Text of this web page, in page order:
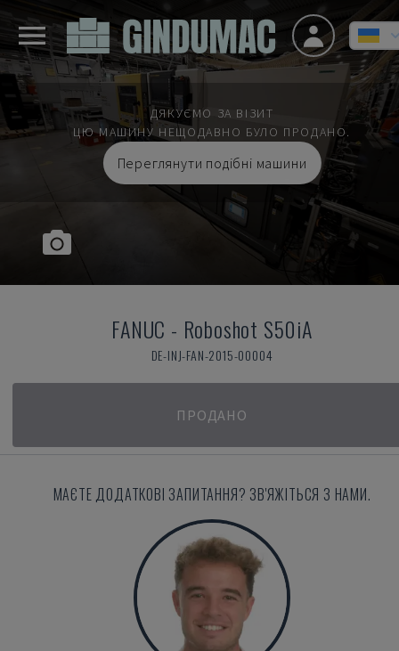
ДЯКУЄМО ЗА ВІЗИТ
ЦЮ МАШИНУ НЕЩОДАВНО БУЛО ПРОДАНО.
Переглянути подібні машини
FANUC - Roboshot S50iA
DE-INJ-FAN-2015-00004
ПРОДАНО
МАЄТЕ ДОДАТКОВІ ЗАПИТАННЯ? ЗВ'ЯЖІТЬСЯ З НАМИ.